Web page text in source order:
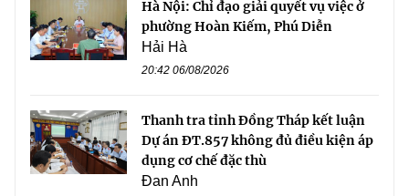
Hà Nội: Chỉ đạo giải quyết vụ việc ở
phường Hoàn Kiếm, Phú Diễn
Hải Hà
20:42 06/08/2026
Thanh tra tỉnh Đồng Tháp kết luận
Dự án ĐT.857 không đủ điều kiện áp
dụng cơ chế đặc thù
Đan Anh